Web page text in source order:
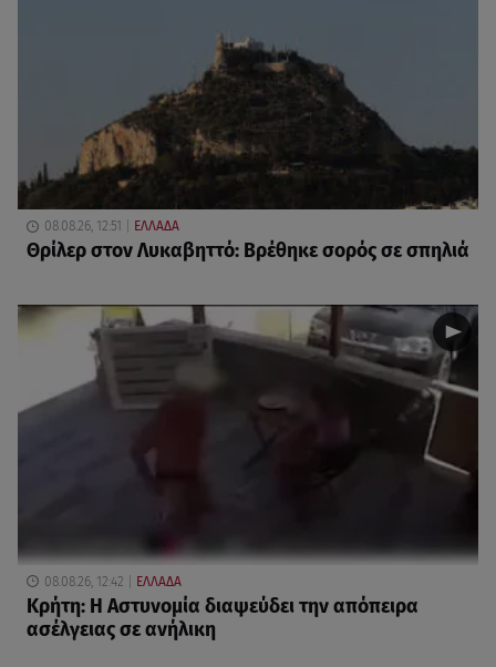
08.08.26, 12:51 ΕΛΛΑΔΑ
Θρίλερ στον Λυκαβηττό: Βρέθηκε σορός σε σπηλιά
08.08.26, 12:42 ΕΛΛΑΔΑ
Κρήτη: Η Αστυνομία διαψεύδει την απόπειρα
ασέλγειας σε ανήλικη